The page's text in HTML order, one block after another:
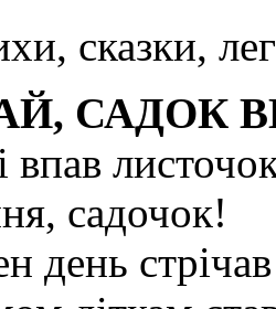
сказки,
САДОК
впав
садочок!
день